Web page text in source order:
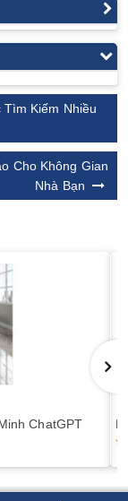
Kiếm Nhiều
Cho Không Gian
Nhà Bạn
ChatGPT